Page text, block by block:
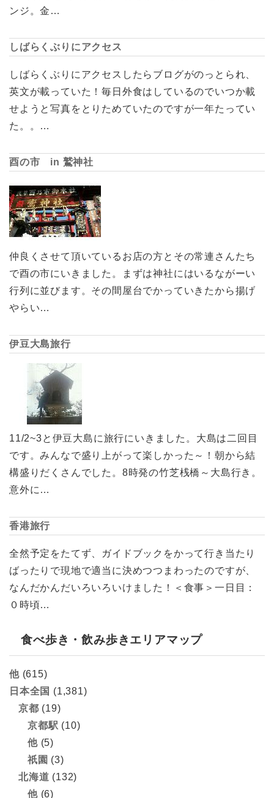
ンジ。金…
しばらくぶりにアクセス
しばらくぶりにアクセスしたらブログがのっとられ、
英文が載っていた！毎日外食はしているのでいつか載
せようと写真をとりためていたのですが一年たってい
た。。…
酉の市 in 鷲神社
仲良くさせて頂いているお店の方とその常連さんたち
で酉の市にいきました。まずは神社にはいるながーい
行列に並びます。その間屋台でかっていきたから揚げ
やらい…
伊豆大島旅行
11/2~3と伊豆大島に旅行にいきました。大島は二回目
です。みんなで盛り上がって楽しかった～！朝から結
構盛りだくさんでした。8時発の竹芝桟橋～大島行き。
意外に…
香港旅行
全然予定をたてず、ガイドブックをかって行き当たり
ばったりで現地で適当に決めつつまわったのですが、
なんだかんだいろいろいけました！＜食事＞一日目：
０時頃…
食べ歩き・飲み歩きエリアマップ
他(615)
日本全国 (1,381)
京都 (19)
京都駅 (10)
他(5)
祇園 (3)
北海道 (132)
他(6)